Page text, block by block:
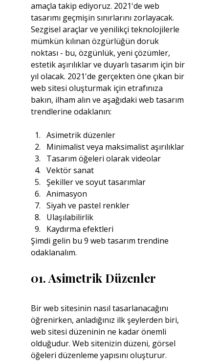
amaçla takip ediyoruz. 2021'de web
tasarımı geçmişin sınırlarını zorlayacak.
Sezgisel araçlar ve yenilikçi teknolojilerle
mümkün kılınan özgürlüğün doruk
noktası - bu, özgünlük, yeni çözümler,
estetik aşırılıklar ve duyarlı tasarım için bir
yıl olacak. 2021'de gerçekten öne çıkan bir
web sitesi oluşturmak için etrafınıza
bakın, ilham alın ve aşağıdaki web tasarım
trendlerine odaklanın:
Asimetrik düzenler
Minimalist veya maksimalist aşırılıklar
Tasarım öğeleri olarak videolar
Vektör sanat
Şekiller ve soyut tasarımlar
Animasyon
Siyah ve pastel renkler
Ulaşılabilirlik
Kaydırma efektleri
Şimdi gelin bu 9 web tasarım trendine
odaklanalım.
01. Asimetrik Düzenler
Bir web sitesinin nasıl tasarlanacağını
öğrenirken, anladığınız ilk şeylerden biri,
web sitesi düzeninin ne kadar önemli
olduğudur. Web sitenizin düzeni, görsel
öğeleri düzenleme yapısını oluşturur.